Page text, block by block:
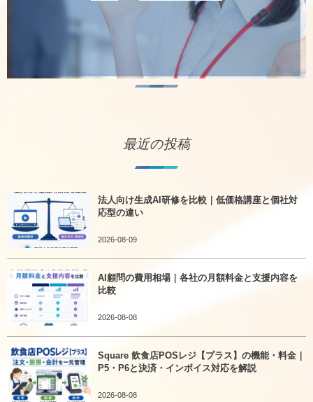
最近の投稿
法人向け生成AI研修を比較｜低価格講座と個社対
応型の違い
2026-08-09
AI顧問の費用相場｜各社の月額料金と支援内容を
比較
2026-08-08
Square 飲食店POSレジ【プラス】の機能・料金｜
P5・P6と決済・インボイス対応を解説
2026-08-08